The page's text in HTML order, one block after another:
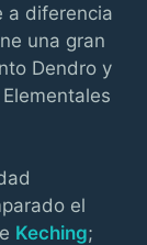
a diferencia
una gran
Dendro y
el
Keching;